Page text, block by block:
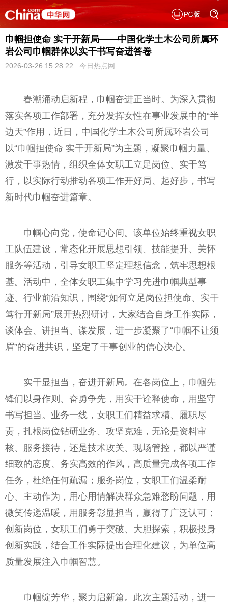
巾帼担使命 实干开新局——中国化学土木公司所属环
岩公司巾帼群体以实干书写奋进答卷
2026-03-26 15:28:22 今日热点网
春潮涌动启新程，巾帼奋进正当时。为深入贯彻
落实各项工作部署，充分发挥女性在事业发展中的“半
边天”作用，近日，中国化学土木公司所属环岩公司
以“巾帼担使命 实干开新局”为主题，凝聚巾帼力量、
激发干事热情，组织全体女职工立足岗位、实干笃
行，以实际行动推动各项工作开好局、起好步，书写
新时代巾帼奋进篇章。
巾帼心向党，使命记心间。该单位始终重视女职
工队伍建设，常态化开展思想引领、技能提升、关怀
服务等活动，引导女职工坚定理想信念，筑牢思想根
基。活动中，全体女职工集中学习先进巾帼典型事
迹、行业前沿知识，围绕“如何立足岗位担使命、实干
笃行开新局”展开热烈研讨，大家结合自身工作实际，
谈体会、讲担当、谋发展，进一步凝聚了“巾帼不让须
眉”的奋进共识，坚定了干事创业的信心决心。
实干显担当，奋进开新局。在各岗位上，巾帼先
锋们以身作则、奋勇争先，用实干诠释使命，用坚守
书写担当。业务一线，女职工们精益求精、履职尽
责，扎根岗位钻研业务、攻坚克难，无论是资料审
核、服务接待，还是技术攻关、现场管控，都以严谨
细致的态度、务实高效的作风，高质量完成各项工作
任务，杜绝任何疏漏；服务岗位，女职工们温柔耐
心、主动作为，用心用情解决群众急难愁盼问题，用
微笑传递温暖，用服务彰显担当，赢得了广泛认可；
创新岗位，女职工们勇于突破、大胆探索，积极投身
创新实践，结合工作实际提出合理化建议，为单位高
质量发展注入巾帼智慧。
巾帼绽芳华，聚力启新篇。此次主题活动，进一